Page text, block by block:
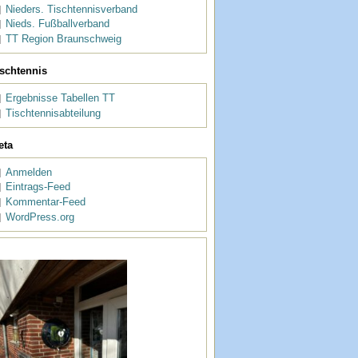
Nieders. Tischtennisverband
Nieds. Fußballverband
TT Region Braunschweig
Ergebnisse Tabellen TT
Tischtennisabteilung
Anmelden
Eintrags-Feed
Kommentar-Feed
WordPress.org